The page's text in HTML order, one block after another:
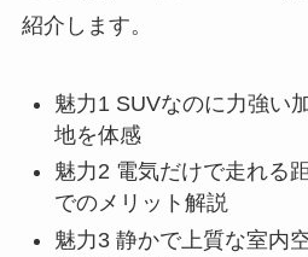
紹介します。
魅力1 SUVなのに力強い
地を体感
魅力2 電気だけで走れる
でのメリット解説
魅力3 静かで上質な室内